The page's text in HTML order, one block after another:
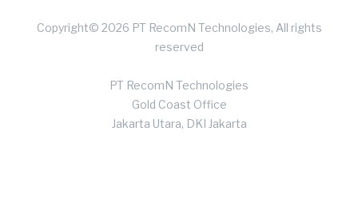
Copyright© 2026 PT RecomN Technologies, All rights
reserved
PT RecomN Technologies
Gold Coast Office
Jakarta Utara, DKI Jakarta